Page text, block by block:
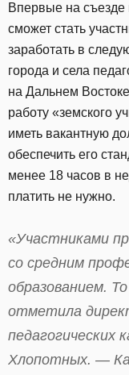
Впервые на съезде
сможет стать
заработать в
города и села
на Дальнем
работу «земского
иметь вакантную
обеспечить его
менее 18 часов в
платить не нужно.
«Участниками
со средним
образованием.
отметила
педагогических
Хлопотных. —